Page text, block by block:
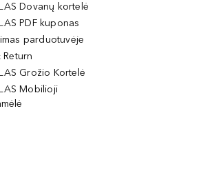
Dovanų kortelė
PDF kuponas
parduotuvėje
Return
Grožio Kortelė
Mobilioji